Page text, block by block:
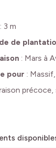
: 3 m
de
: Mars à
pour :